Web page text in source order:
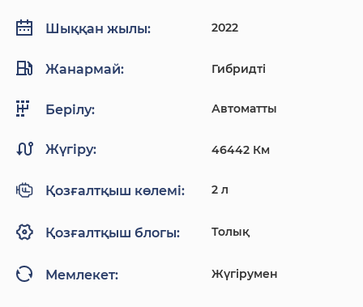
Шыққан жылы: 2022
Жанармай: Гибридті
Берілу: Автоматты
Жүгіру: 46442 Км
Қозғалтқыш көлемі: 2 л
Қозғалтқыш блогы: Толық
Мемлекет: Жүгірумен